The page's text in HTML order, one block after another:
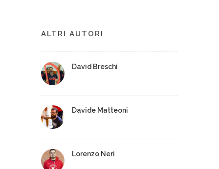
ALTRI AUTORI
David Breschi
Davide Matteoni
Lorenzo Neri